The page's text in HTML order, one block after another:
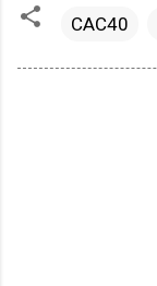
CAC40